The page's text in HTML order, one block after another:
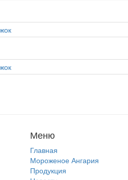
Меню
Главная
Мороженое Ангария
Продукция